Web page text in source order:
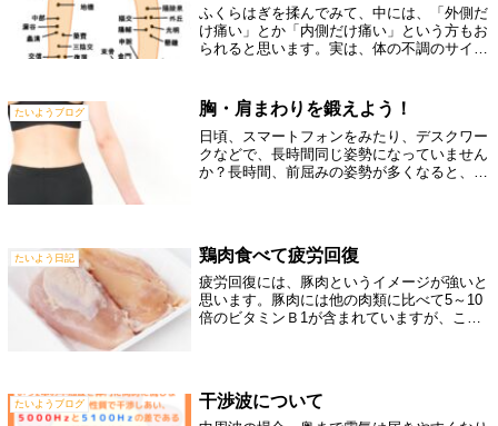
ふくらはぎを揉んでみて、中には、「外側だ
け痛い」とか「内側だけ痛い」という方もお
られると思います。実は、体の不調のサイン
あります。そのツボをつないでいる経絡（け
い...
たいようブログ 胸・肩まわりを鍛えよう！
日頃、スマートフォンをみたり、デスクワー
クなどで、長時間同じ姿勢になっていません
か？長時間、前屈みの姿勢が多くなると、頭
肋...
たいよう日記 鶏肉食べて疲労回復
疲労回復には、豚肉というイメージが強いと
思います。豚肉には他の肉類に比べて5～10
倍のビタミンＢ1が含まれていますが、この
たいようブログ 干渉波について